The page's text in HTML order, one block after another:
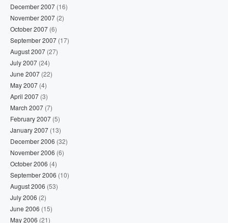
December 2007 (16)
November 2007 (2)
October 2007 (6)
September 2007 (17)
August 2007 (27)
July 2007 (24)
June 2007 (22)
May 2007 (4)
April 2007 (3)
March 2007 (7)
February 2007 (5)
January 2007 (13)
December 2006 (32)
November 2006 (6)
October 2006 (4)
September 2006 (10)
August 2006 (53)
July 2006 (2)
June 2006 (15)
May 2006 (21)